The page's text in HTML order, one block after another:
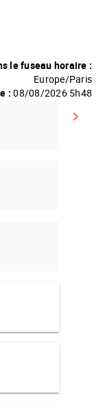
le fuseau horaire :
Europe/Paris
: 08/08/2026 5h48
keyboard_arrow_right